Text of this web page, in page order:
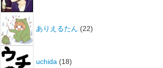
ありえるたん (22)
uchida (18)